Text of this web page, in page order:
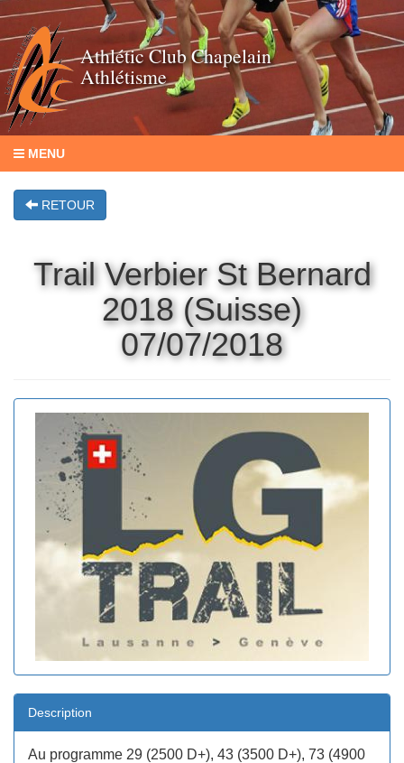
Athlétic Club Chapelain
Athlétisme
MENU
RETOUR
Trail Verbier St Bernard
2018 (Suisse)
07/07/2018
Description
Au programme 29 (2500 D+), 43 (3500 D+), 73 (4900